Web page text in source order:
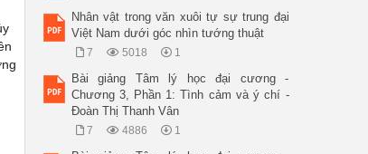
Nhân vật trong văn xuôi tự sự trung đại
Việt Nam dưới góc nhìn tướng thuật
7 5018 1
Bài giảng Tâm lý học đại cương -
Chương 3, Phần 1: Tình cảm và ý chí -
Đoàn Thị Thanh Vân
7 4886 1